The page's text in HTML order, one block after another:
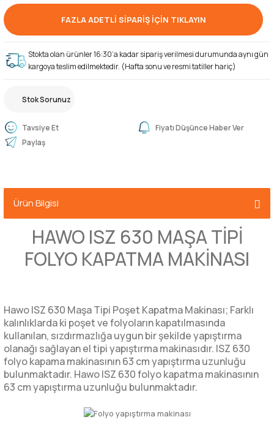
FAZLA ADETLİ SİPARİŞ İÇİN TIKLAYIN
Stokta olan ürünler 16:30’a kadar sipariş verilmesi durumunda aynı gün
kargoya teslim edilmektedir. (Hafta sonu ve resmi tatiller hariç)
Stok Sorunuz
Tavsiye Et
Fiyatı Düşünce Haber Ver
Paylaş
Ürün Bilgisi
HAWO ISZ 630 MAŞA TİPİ
FOLYO KAPATMA MAKİNASI
Hawo ISZ 630 Maşa Tipi Poşet Kapatma Makinası; Farklı
kalınlıklarda ki poşet ve folyoların kapatılmasında
kullanılan, sızdırmazlığa uygun bir şekilde yapıştırma
olanağı sağlayan el tipi yapıştırma makinasıdır. ISZ 630
folyo kapama makinasının 63 cm yapıştırma uzunluğu
bulunmaktadır. Hawo ISZ 630 folyo kapatma makinasının
63 cm yapıştırma uzunluğu bulunmaktadır.